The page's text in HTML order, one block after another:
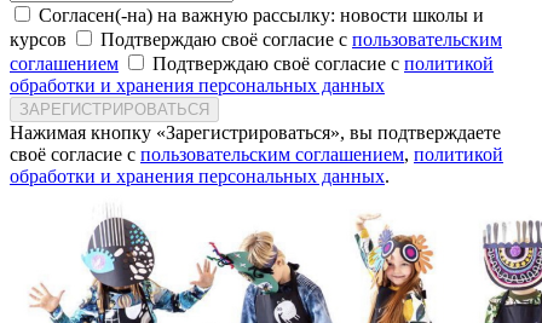
Согласен(-на) на важную рассылку: новости школы и
курсов
Подтверждаю своё согласие с пользовательским
соглашением
Подтверждаю своё согласие с политикой
обработки и хранения персональных данных
ЗАРЕГИСТРИРОВАТЬСЯ
Нажимая кнопку «Зарегистрироваться», вы подтверждаете
своё согласие с пользовательским соглашением, политикой
обработки и хранения персональных данных.